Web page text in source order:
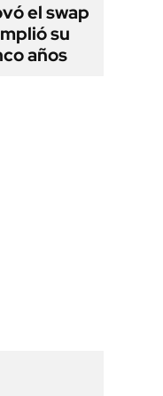
el swap
su
años